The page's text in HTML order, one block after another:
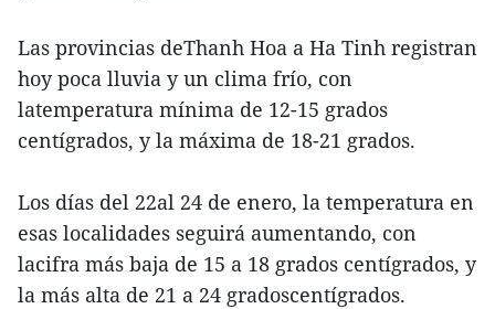
Las provincias deThanh Hoa a Ha Tinh registran
hoy poca lluvia y un clima frío, con
latemperatura mínima de 12-15 grados
centígrados, y la máxima de 18-21 grados.
Los días del 22al 24 de enero, la temperatura en
esas localidades seguirá aumentando, con
lacifra más baja de 15 a 18 grados centígrados, y
la más alta de 21 a 24 gradoscentígrados.